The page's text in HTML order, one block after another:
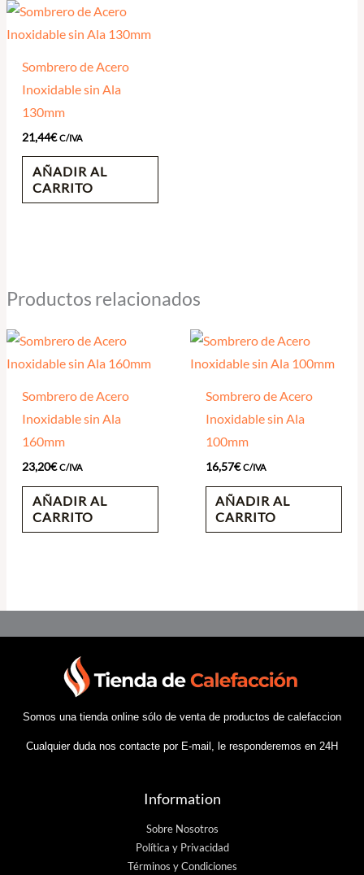
Sombrero de Acero
Inoxidable sin Ala
130mm
21,44€ C/IVA
AÑADIR AL
CARRITO
Productos relacionados
Sombrero de Acero
Inoxidable sin Ala
160mm
23,20€ C/IVA
AÑADIR AL
CARRITO
Sombrero de Acero
Inoxidable sin Ala
100mm
16,57€ C/IVA
AÑADIR AL
CARRITO
Somos una tienda online sólo de venta de productos de calefaccion
Cualquier duda nos contacte por E-mail, le responderemos en 24H
Information
Sobre Nosotros
Política y Privacidad
Términos y Condiciones